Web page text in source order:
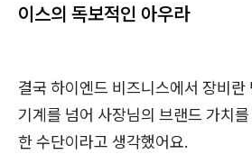
이스의 독보적인 아우라
결국 하이엔드 비즈니스에서 장비란
기계를 넘어 사장님의 브랜드 가치
한 수단이라고 생각했어요.